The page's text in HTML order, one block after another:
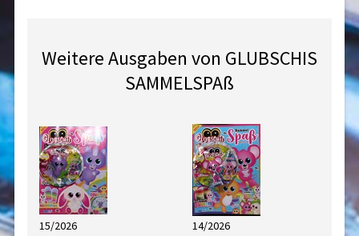
Weitere Ausgaben von GLUBSCHIS
SAMMELSPAß
15/2026 14/2026